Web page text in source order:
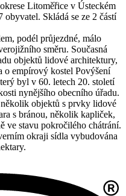
Litoměřice v Ústeckém
Skládá se ze 2 částí
podél průjezdné, málo
směru. Současná
objektů lidové architektury,
o empírový kostel Povýšení
byl v 60. letech 20. století
nynějšího obecního úřadu.
objektů s prvky lidové
s bránou, několik kapliček,
ve stavu pokročilého chátrání.
okraji sídla vybudována